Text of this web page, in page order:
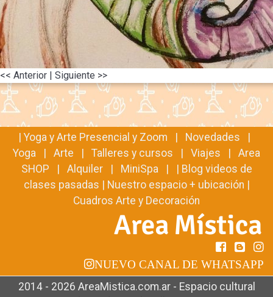
<< Anterior | Siguiente >>
| Yoga y Arte Presencial y Zoom | Novedades
|
Yoga
| Arte | Talleres y cursos | Viajes | Area
SHOP | Alquiler| MiniSpa | | Blog videos de
clases pasadas | Nuestro espacio + ubicación |
Cuadros Arte y Decoración
NUEVO CANAL DE WHATSAPP
2014 - 2026 AreaMistica.com.ar - Espacio cultural